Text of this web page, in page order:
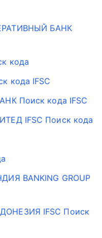
БАНК
кода
кода IFSC
Поиск кода IFSC
IFSC Поиск кода
BANKING GROUP
IFSC Поиск